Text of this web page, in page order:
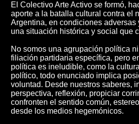
El Colectivo Arte Activo se formó,
aporte a la batalla cultural contra el
Argentina, en condiciones adversas
una situación histórica y social que
No somos una agrupación política
filiación partidaria específica, pero
política es ineludible, como la
político, todo enunciado implica
voluntad. Desde nuestros saberes,
perspectiva, reflexión, propiciar
confronten el sentido común,
desde los medios hegemónicos.